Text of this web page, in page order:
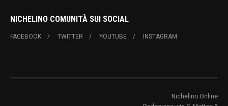
NICHELINO COMUNITÀ SUI SOCIAL
FACEBOOK TWITTER YOUTUBE INSTAGRAM
Nichelino Online